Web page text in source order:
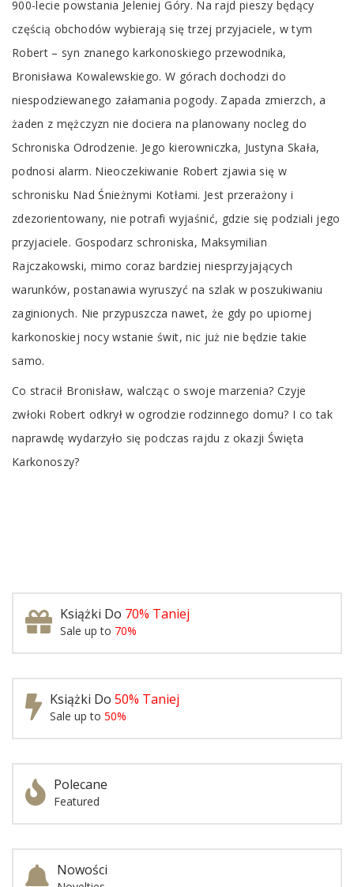
900-lecie powstania Jeleniej Góry. Na rajd pieszy będący
częścią obchodów wybierają się trzej przyjaciele, w tym
Robert – syn znanego karkonoskiego przewodnika,
Bronisława Kowalewskiego. W górach dochodzi do
niespodziewanego załamania pogody. Zapada zmierzch, a
żaden z mężczyzn nie dociera na planowany nocleg do
Schroniska Odrodzenie. Jego kierowniczka, Justyna Skała,
podnosi alarm. Nieoczekiwanie Robert zjawia się w
schronisku Nad Śnieżnymi Kotłami. Jest przerażony i
zdezorientowany, nie potrafi wyjaśnić, gdzie się podziali jego
przyjaciele. Gospodarz schroniska, Maksymilian
Rajczakowski, mimo coraz bardziej niesprzyjających
warunków, postanawia wyruszyć na szlak w poszukiwaniu
zaginionych. Nie przypuszcza nawet, że gdy po upiornej
karkonoskiej nocy wstanie świt, nic już nie będzie takie
samo.
Co stracił Bronisław, walcząc o swoje marzenia? Czyje
zwłoki Robert odkrył w ogrodzie rodzinnego domu? I co tak
naprawdę wydarzyło się podczas rajdu z okazji Święta
Karkonoszy?
Książki Do 70% Taniej
Sale up to 70%
Książki Do 50% Taniej
Sale up to 50%
Polecane
Featured
Nowości